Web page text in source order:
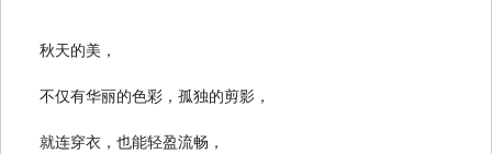
秋天的美，
不仅有华丽的色彩，孤独的剪影，
就连穿衣，也能轻盈流畅，